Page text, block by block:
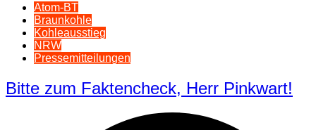
Atom-BT
Braunkohle
Kohleausstieg
NRW
Pressemitteilungen
Bitte zum Faktencheck, Herr Pinkwart!